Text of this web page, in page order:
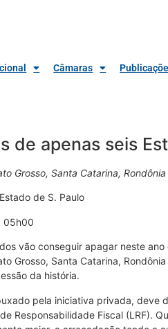
Câmaras
de apenas seis
Grosso, Santa Catarina,
de S. Paulo
05h00
vão conseguir apagar neste
Grosso, Santa Catarina,
da história.
pela iniciativa privada, deve
Responsabilidade Fiscal (LRF).